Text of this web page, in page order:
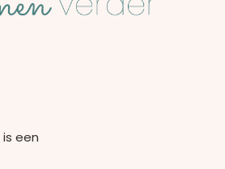
is een